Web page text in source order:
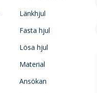
Länkhjul
Fasta hjul
Lösa hjul
Material
Ansökan